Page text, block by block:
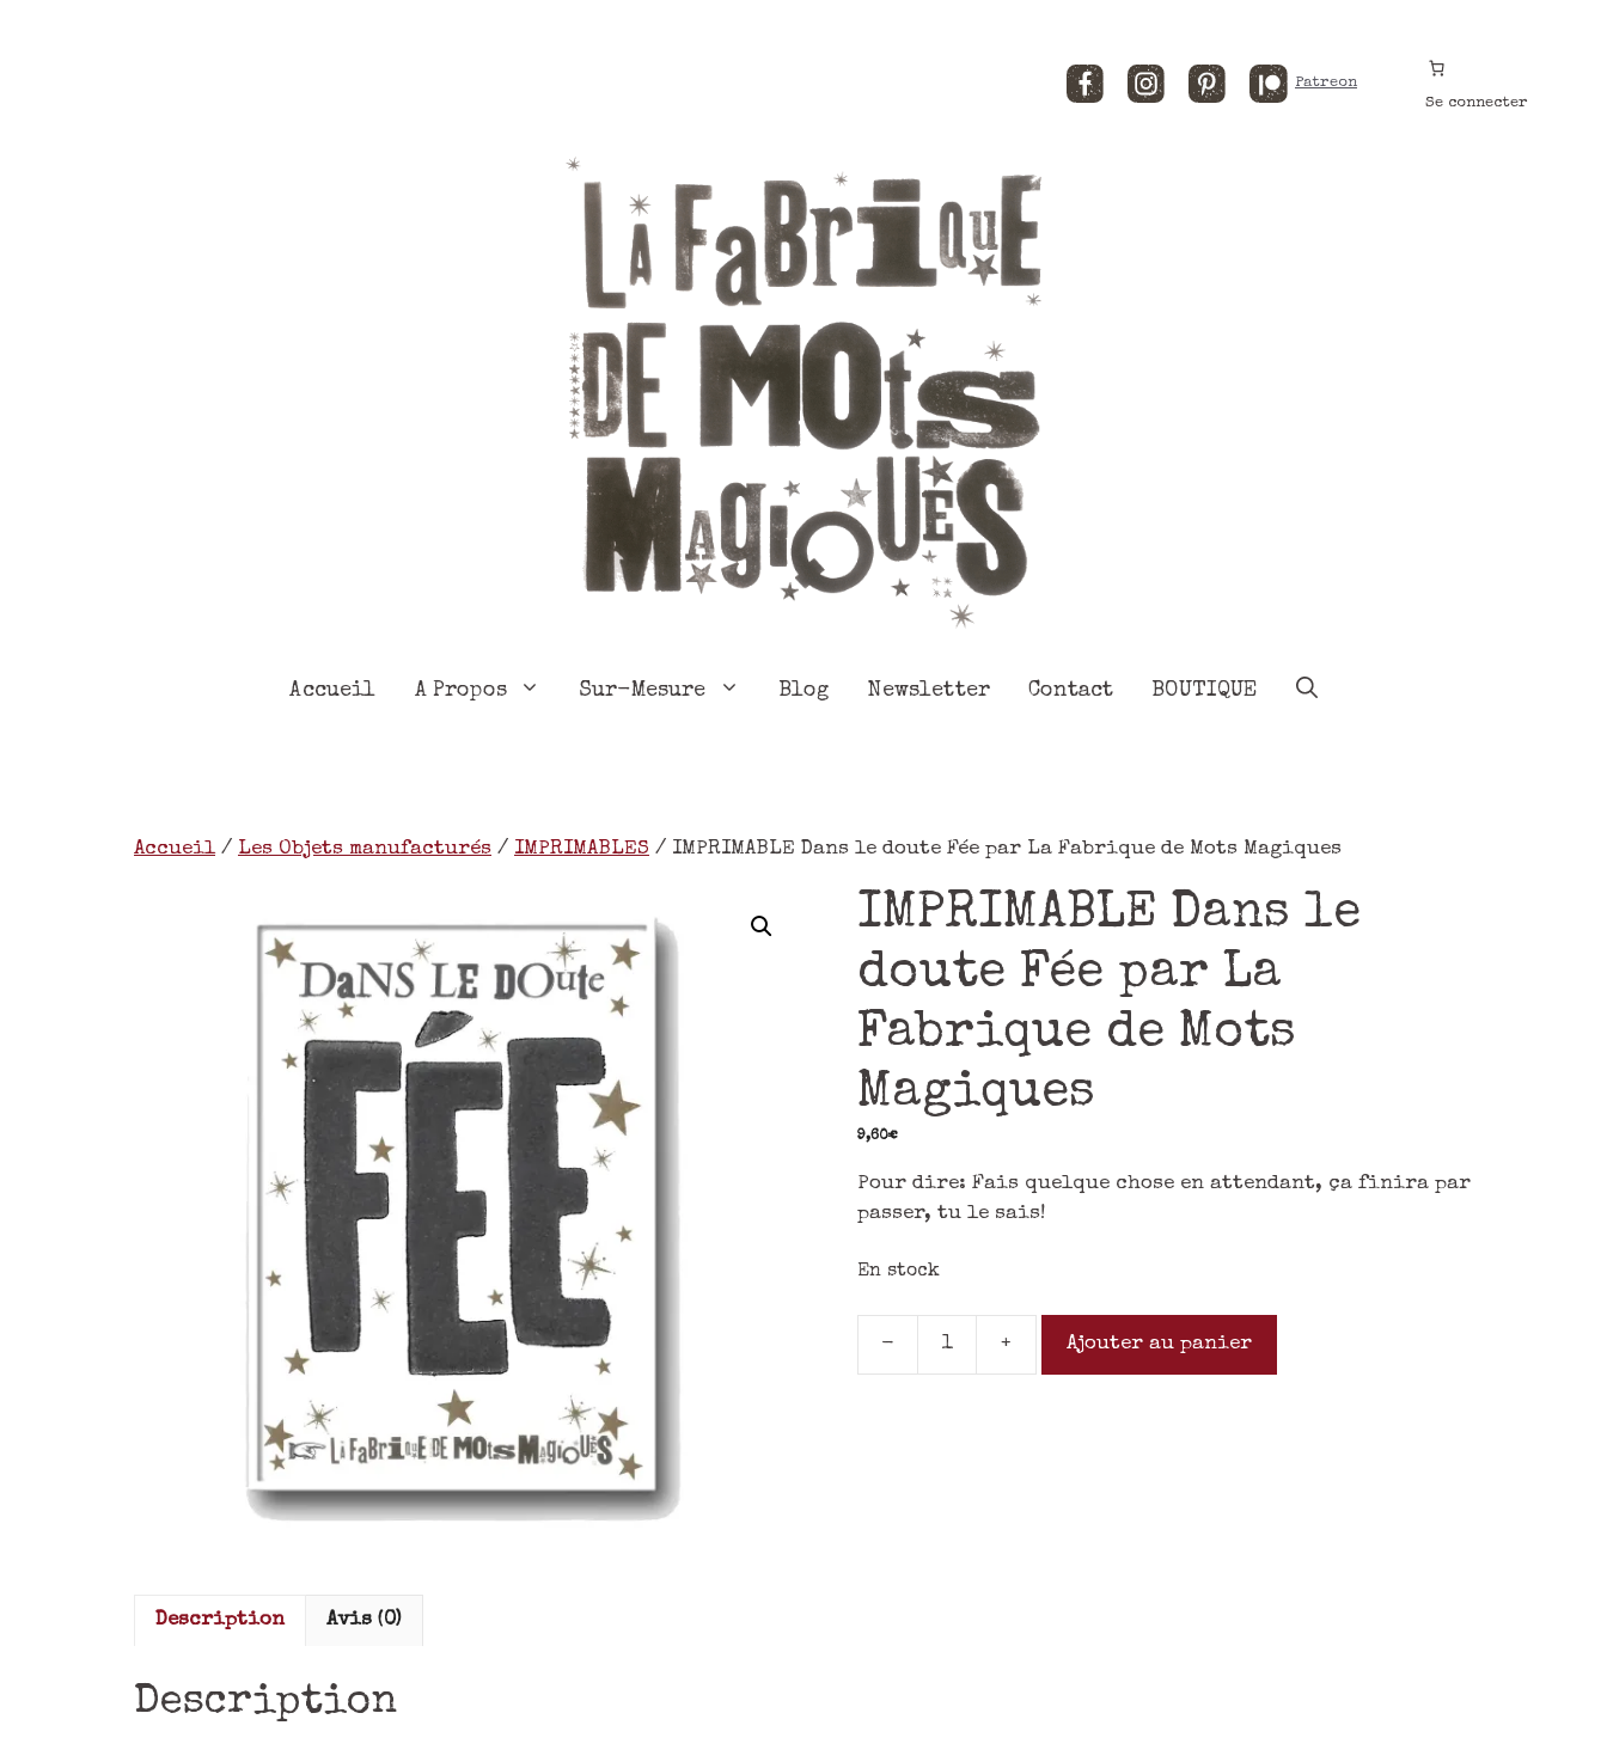
FacebookInstagramPinterestPatreon
Se connecter
Accueil A Propos Sur-Mesure Blog Newsletter Contact BOUTIQUE
Accueil/ Les Objets manufacturés / IMPRIMABLES / IMPRIMABLE Dans le doute Fée par La Fabrique de Mots Magiques
IMPRIMABLE Dans le
doute Fée par La
Fabrique de Mots
Magiques
9,60€
Pour dire: Fais quelque chose en attendant, ça finira par
passer, tu le sais!
En stock
- + Ajouter au panier
Description Avis (0)
Description